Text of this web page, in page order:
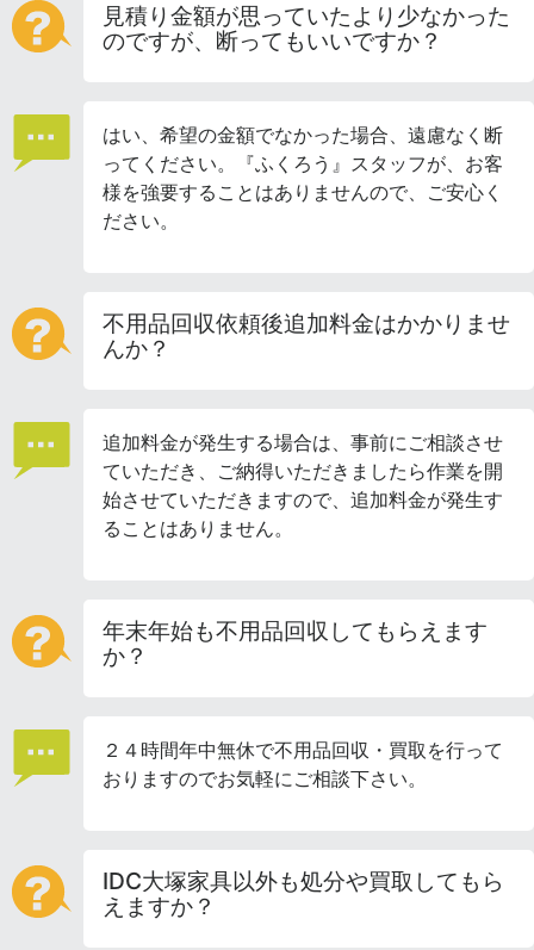
見積り金額が思っていたより少なかった
のですが、断ってもいいですか？
はい、希望の金額でなかった場合、遠慮なく断
ってください。『ふくろう』スタッフが、お客
様を強要することはありませんので、ご安心く
ださい。
不用品回収依頼後追加料金はかかりませ
んか？
追加料金が発生する場合は、事前にご相談させ
ていただき、ご納得いただきましたら作業を開
始させていただきますので、追加料金が発生す
ることはありません。
年末年始も不用品回収してもらえます
か？
２４時間年中無休で不用品回収・買取を行って
おりますのでお気軽にご相談下さい。
IDC大塚家具以外も処分や買取してもら
えますか？